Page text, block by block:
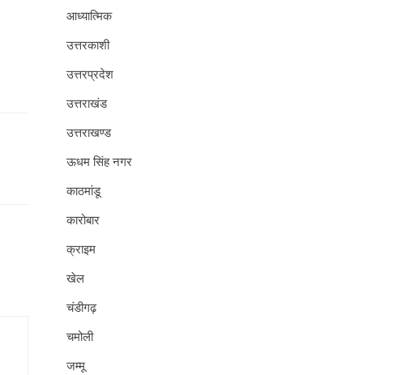
आध्यात्मिक
उत्तरकाशी
उत्तरप्रदेश
उत्तराखंड
उत्तराखण्ड
ऊधम सिंह नगर
काठमांडू
कारोबार
क्राइम
खेल
चंडीगढ़
चमोली
जम्मू